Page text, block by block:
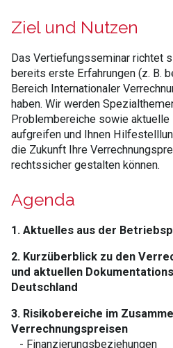
Ziel und Nutzen
Das Vertiefungsseminar richtet
bereits erste Erfahrungen (z. B.
Bereich Internationaler
haben. Wir werden
Problembereiche sowie
aufgreifen und Ihnen
die Zukunft Ihre
rechtssicher gestalten können.
Agenda
1. Aktuelles aus der
2. Kurzüberblick zu den
und aktuellen
Deutschland
3. Risikobereiche im
Verrechnungspreisen
- Finanzierungsbeziehungen